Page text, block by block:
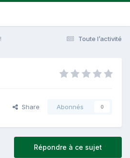
Toute l’activité
Share Abonnés 0
Répondre à ce sujet